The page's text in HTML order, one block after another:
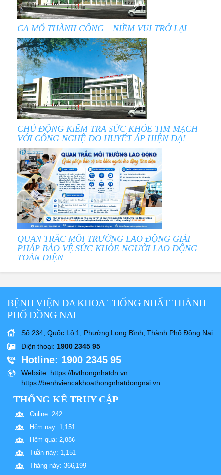
CA MỔ THÀNH CÔNG – NIỀM VUI TRỞ LẠI
CHỦ ĐỘNG KIỂM TRA SỨC KHỎE TIM MẠCH
VỚI CÔNG NGHỆ ĐO HUYẾT ÁP HIỆN ĐẠI
QUAN TRẮC MÔI TRƯỜNG LAO ĐỘNG GIẢI
PHÁP BẢO VỆ SỨC KHỎE NGƯỜI LAO ĐỘNG
TOÀN DIỆN
BỆNH VIỆN ĐA KHOA THỐNG NHẤT THÀNH
PHỐ ĐỒNG NAI
Số 234, Quốc Lộ 1, Phường Long Bình, Thành Phố Đồng Nai
Điện thoại: 1900 2345 95
Hotline: 1900 2345 95
Website: https://bvthongnhatdn.vn
https://benhviendakhoathongnhatdongnai.vn
THỐNG KÊ TRUY CẬP
Online: 242
Hôm nay: 1,151
Hôm qua: 2,886
Tuần này: 1,151
Tháng này: 366,199